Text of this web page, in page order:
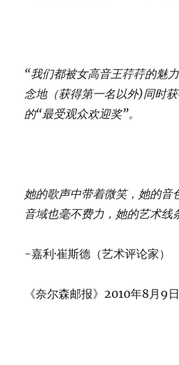
“我们都被女高音王荇荇的魅
念地（获得第一名以外)同时
的“最受观众欢迎奖”。
她的歌声中带着微笑，她的音
音域也毫不费力，她的艺术线
-嘉利·崔斯德（艺术评论家）
《奈尔森邮报》2010年8月9日